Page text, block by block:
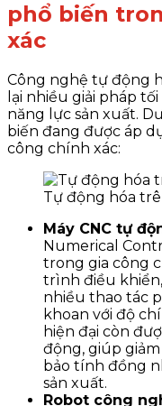
phổ biến
xác
Công nghệ tự động
lại nhiều giải pháp
năng lực sản xuất.
biến đang được áp
công chính xác:
Tự động hóa
Máy CNC tự
Numerical
trong gia công
trình điều
nhiều thao tác
khoan với độ
hiện đại còn
động, giúp
bảo tính đồng
sản xuất.
Robot công